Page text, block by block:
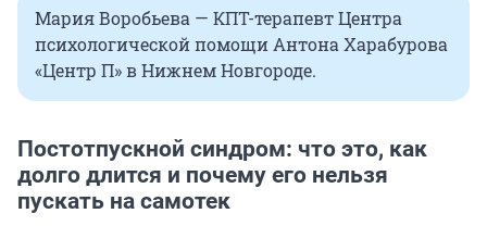
Мария Воробьева — КПТ-терапевт Центра
психологической помощи Антона Харабурова
«Центр П»в Нижнем Новгороде.
Постотпускной синдром: что это, как
долго длится и почему его нельзя
пускать на самотек